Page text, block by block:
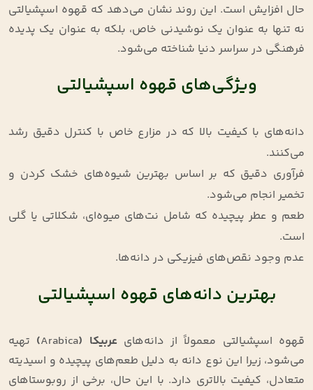
حال افزایش است. این روند نشان می‌دهد که قهوه اسپشیالتی
نه تنها به عنوان یک نوشیدنی خاص، بلکه به عنوان یک پدیده
فرهنگی در سراسر دنیا شناخته می‌شود.
ویژگی‌های قهوه اسپشیالتی
دانه‌های با کیفیت بالا که در مزارع خاص با کنترل دقیق رشد
می‌کنند.
فرآوری دقیق که بر اساس بهترین شیوه‌های خشک کردن و
تخمیر انجام می‌شود.
طعم و عطر پیچیده که شامل نت‌های میوه‌ای، شکلاتی یا گلی
است.
عدم وجود نقص‌های فیزیکی در دانه‌ها.
بهترین دانه‌های قهوه اسپشیالتی
قهوه اسپشیالتی معمولاً از دانه‌های عربیکا (
Arabica
) تهیه
می‌شود، زیرا این نوع دانه به دلیل طعم‌های پیچیده و اسیدیته
متعادل، کیفیت بالاتری دارد. با این حال، برخی از روبوستاهای